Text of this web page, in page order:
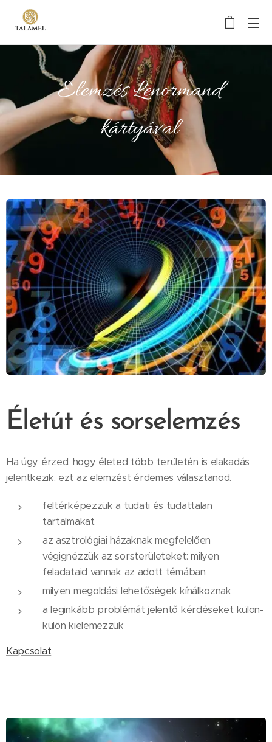
Elemzés Lenormand
kártyával
Életút és sorselemzés
Ha úgy érzed, hogy életed több területén is elakadás
jelentkezik, ezt az elemzést érdemes választanod.
feltérképezzük a tudati és tudattalan
tartalmakat
az asztrológiai házaknak megfelelően
végignézzük az sorsterületeket: milyen
feladataid vannak az adott témában
milyen megoldási lehetőségek kínálkoznak
a leginkább problémát jelentő kérdéseket külön-
külön kielemezzük
Kapcsolat